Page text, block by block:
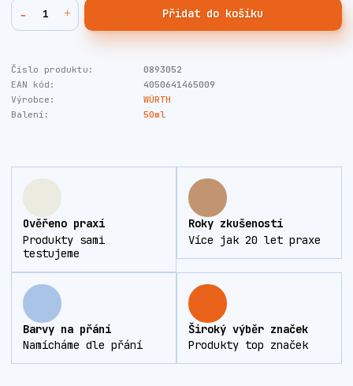
Přidat do košíku
Číslo produktu:
0893052
EAN kód:
4050641465009
Výrobce:
WÜRTH
Balení:
50ml
Ověřeno praxí
Produkty sami
testujeme
Roky zkušeností
Více jak 20 let praxe
Barvy na přání
Namícháme dle přání
Široký výběr značek
Produkty top značek